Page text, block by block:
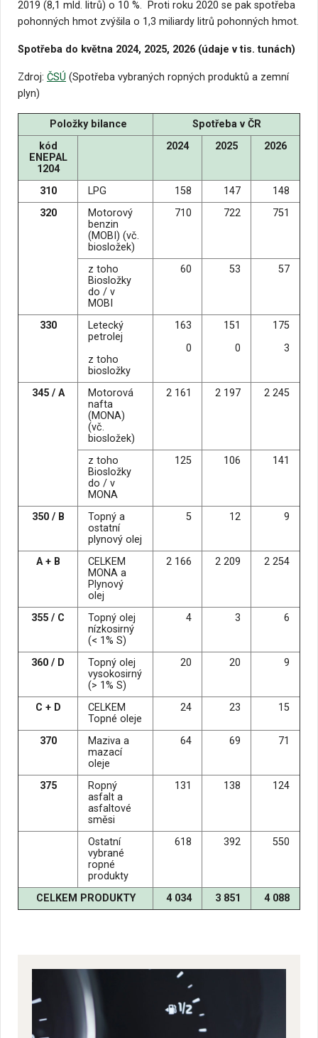
2019 (8,1 mld. litrů) o 10 %. Proti roku 2020 se pak spotřeba
pohonných hmot zvýšila o 1,3 miliardy litrů pohonných hmot.
Spotřeba do května 2024, 2025, 2026 (údaje v tis. tunách)
Zdroj: ČSÚ (Spotřeba vybraných ropných produktů a zemní
plyn)
Položky bilance
Spotřeba v ČR
kód
ENEPAL
1204
2024 2025 2026
310 LPG 158 147
148
320
Motorový
benzin
(MOBI) (vč.
biosložek)
710 722 751
z toho
Biosložky
do / v
MOBI
60 53 57
330
Letecký
petrolej
z toho
biosložky
163
0
151
0
175
3
345 / A
Motorová
nafta
(MONA)
(vč.
biosložek)
2 161 2 197 2 245
z toho
Biosložky
do / v
MONA
125 106 141
350 / B
Topný a
ostatní
plynový olej
5 12 9
A + B
CELKEM
MONA a
Plynový
olej
2 166 2 209 2 254
355 / C
Topný olej
nízkosirný
(< 1% S)
4 3 6
360 / D
Topný olej
vysokosirný
(> 1% S)
20 20 9
C + D
CELKEM
Topné oleje
24 23 15
370
Maziva a
mazací
oleje
64 69 71
375
Ropný
asfalt a
asfaltové
směsi
131 138 124
Ostatní
vybrané
ropné
produkty
618 392 550
CELKEM PRODUKTY 4 034 3 851 4 088